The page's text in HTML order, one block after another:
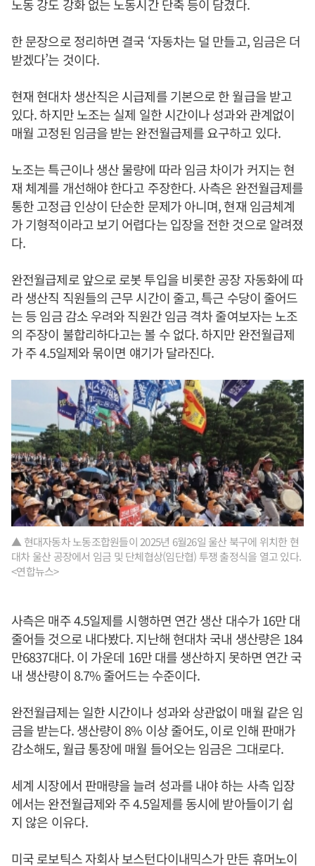
노동 강도 강화 없는 노동시간 단축 등이 담겼다.
한 문장으로 정리하면 결국 ‘자동차는 덜 만들고, 임금은 더
받겠다’는 것이다.
현재 현대차 생산직은 시급제를 기본으로 한 월급을 받고
있다. 하지만 노조는 실제 일한 시간이나 성과와 관계없이
매월 고정된 임금을 받는 완전월급제를 요구하고 있다.
노조는 특근이나 생산 물량에 따라 임금 차이가 커지는 현
재 체계를 개선해야 한다고 주장한다. 사측은 완전월급제를
통한 고정급 인상이 단순한 문제가 아니며, 현재 임금체계
가 기형적이라고 보기 어렵다는 입장을 전한 것으로 알려졌
다.
완전월급제로 앞으로 로봇 투입을 비롯한 공장 자동화에 따
라 생산직 직원들의 근무 시간이 줄고, 특근 수당이 줄어드
는 등 임금 감소 우려와 직원간 임금 격차 줄여보자는 노조
의 주장이 불합리하다고는 볼 수 없다. 하지만 완전월급제
가 주 4.5일제와 묶이면 얘기가 달라진다.
▲ 현대자동차 노동조합원들이 2025년 6월26일 울산 북구에 위치한 현
대차 울산 공장에서 임금 및 단체협상(임단협) 투쟁 출정식을 열고 있다.
<연합뉴스>
사측은 매주 4.5일제를 시행하면 연간 생산 대수가 16만 대
줄어들 것으로 내다봤다. 지난해 현대차 국내 생산량은 184
만6837대다. 이 가운데 16만 대를 생산하지 못하면 연간 국
내 생산량이 8.7% 줄어드는 수준이다.
완전월급제는 일한 시간이나 성과와 상관없이 매월 같은 임
금을 받는다. 생산량이 8% 이상 줄어도, 이로 인해 판매가
감소해도, 월급 통장에 매월 들어오는 임금은 그대로다.
세계 시장에서 판매량을 늘려 성과를 내야 하는 사측 입장
에서는 완전월급제와 주 4.5일제를 동시에 받아들이기 쉽
지 않은 이유다.
미국 로보틱스 자회사 보스턴다이내믹스가 만든 휴머노이